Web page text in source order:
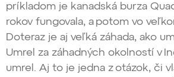
príkladom je kanadská burza
rokov fungovala, a potom vo
Doteraz je aj veľká záhada, ako
Umrel za záhadných okolností v
umrel. Aj to je jedna z otázok, či